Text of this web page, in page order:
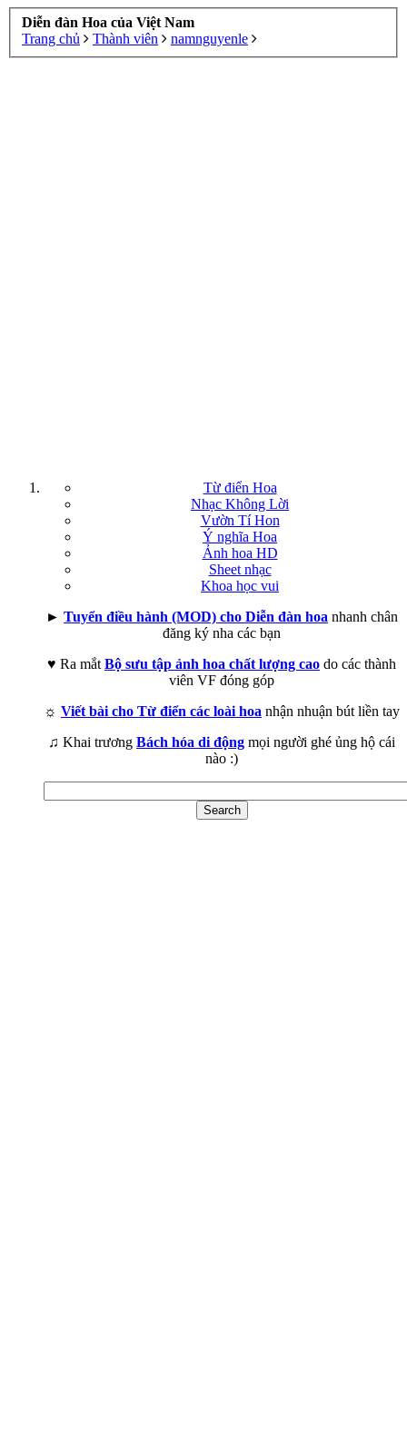
Diễn đàn Hoa của Việt Nam
Trang chủ
Thành viên namnguyenle
Từ điển Hoa
Nhạc Không Lời
Vườn Tí Hon
Ý nghĩa Hoa
Ảnh hoa HD
Sheet nhạc
Khoa học vui
► Tuyển điều hành (MOD) cho Diễn đàn hoa nhanh chân
đăng ký nha các bạn
♥ Ra mắt Bộ sưu tập ảnh hoa chất lượng cao do các thành
viên VF đóng góp
☼ Viết bài cho Từ điển các loài hoa nhận nhuận bút liền tay
♫ Khai trương Bách hóa di động mọi người ghé ủng hộ cái
nào :)